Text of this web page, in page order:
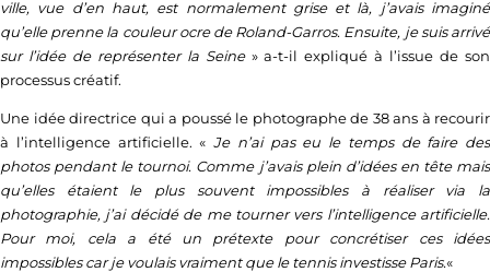
ville, vue d’en haut, est normalement grise et là, j’avais imaginé
qu’elle prenne la couleur ocre de Roland-Garros. Ensuite, je suis arrivé
sur l’idée de représenter la Seine» a-t-il expliqué à l’issue de son
processus créatif.
Une idée directrice qui a poussé le photographe de 38 ans à recourir
à l’intelligence artificielle. « Je n’ai pas eu le temps de faire des
photos pendant le tournoi. Comme j’avais plein d’idées en tête mais
qu’elles étaient le plus souvent impossibles à réaliser via la
photographie, j’ai décidé de me tourner vers l’intelligence artificielle.
Pour moi, cela a été un prétexte pour concrétiser ces idées
impossibles car je voulais vraiment que le tennis investisse Paris.«